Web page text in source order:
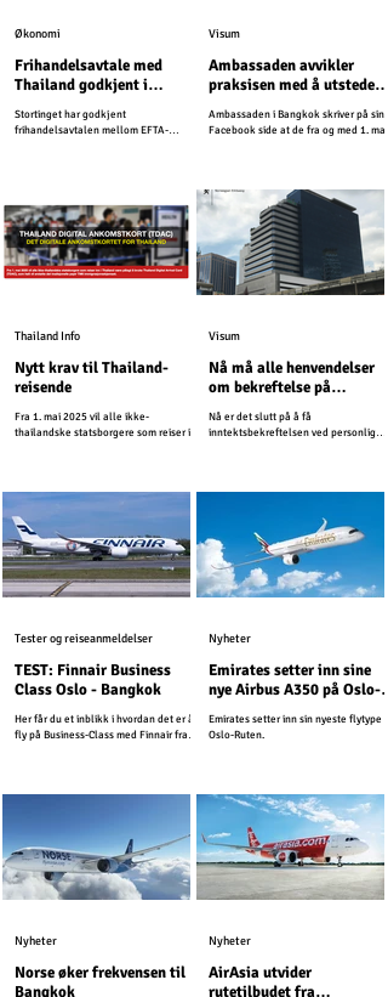
Frihandelsavtale med
Thailand godkjent i
Stortinget har godkjent
frihandelsavtalen mellom EFTA-
Økonomi
Ambassaden avvikler
praksisen med å utstede
Ambassaden i Bangkok skriver på sin
Facebook side at de fra og med 1. mai
Visum
Nytt krav til Thailand-
reisende
Fra 1. mai 2025 vil alle ikke-
thailandske statsborgere som reiser inn
Thailand Info
Nå må alle henvendelser
om bekreftelse på
ambassaden per post
Nå er det slutt på å få
inntektsbekreftelsen ved personlig
Visum
TEST: Finnair Business
Class Oslo - Bangkok
Her får du et inblikk i hvordan det er å
fly på Business-Class med Finnair fra
Tester og reiseanmeldelser
Emirates setter inn sine
nye Airbus A350 på Oslo-
Ruten
Emirates setter inn sin nyeste flytype
Oslo-Ruten.
Nyheter
Norse øker frekvensen til
Bangkok
Nyheter
AirAsia utvider
rutetilbudet fra
Nyheter